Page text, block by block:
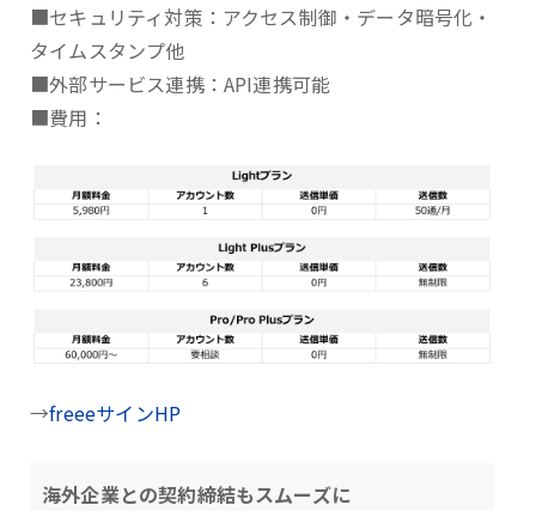
■セキュリティ対策：アクセス制御・データ暗号化・
タイムスタンプ他
■外部サービス連携：API連携可能
■費用：
→freeeサインHP
海外企業との契約締結もスムーズに